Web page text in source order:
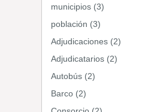
municipios (3)
población (3)
Adjudicaciones (2)
Adjudicatarios (2)
Autobús (2)
Barco (2)